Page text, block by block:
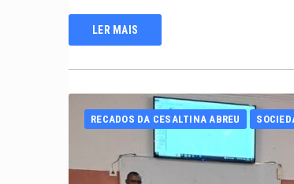
LER MAIS
RECADOS DA CESALTINA ABREU